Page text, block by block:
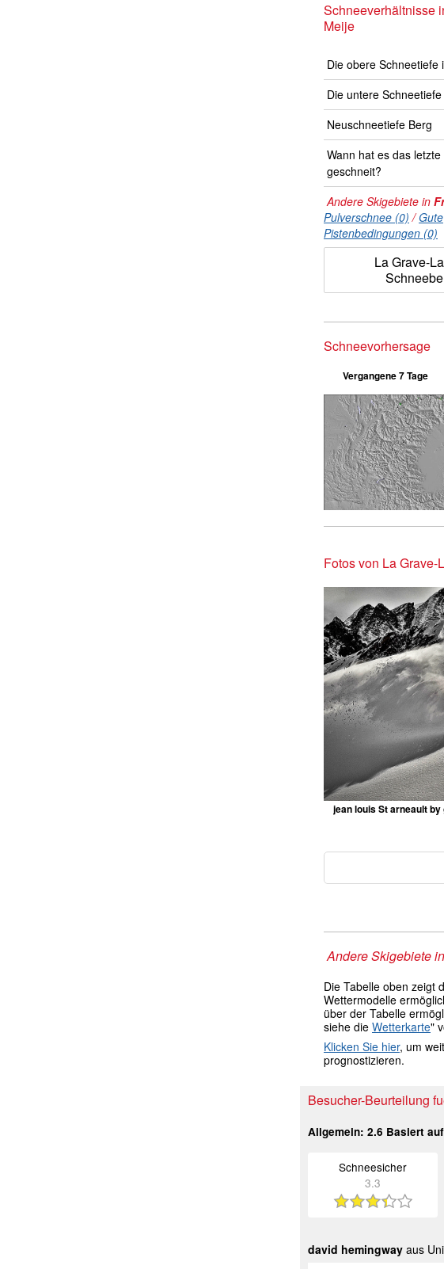
Schneeverhältnisse
Meije
Die obere Schneetiefe
Die untere Schneetiefe
Neuschneetiefe Berg
Wann hat es das letzte
geschneit?
Andere Skigebiete in
Pulverschnee (0) /Gute
Pistenbedingungen (0)
La Grave-
Schneevorhersage
Vergangene 7 Tage
Fotos von La Grave-
jean louis St arneault
Andere Skigebiete in
Die Tabelle oben zeigt
Wettermodelle
über der Tabelle
siehe die Wetterkarte"
Klicken Sie hier, um
prognostizieren.
Besucher-Beurteilung
Allgemein: 2.6 Basiert auf
Schneesicher
3.3
david hemingway aus